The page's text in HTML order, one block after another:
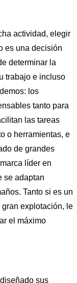
actividad, elegir
es una decisión
determinar la
trabajo e incluso
los
tanto para
las tareas
o herramientas, e
de grandes
líder en
se adaptan
Tanto si es un
explotación, le
el máximo
sus